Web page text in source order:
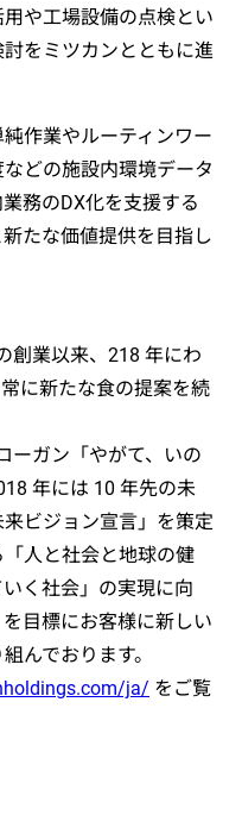
や工場設備の点検とい
をミツカンとともに進
作業やルーティンワー
どの施設内環境データ
務のDX化を支援する
たな価値提供を目指し
創業以来、218 年にわ
に新たな食の提案を続
ーガン「やがて、いの
年には 10 年先の未
ビジョン宣言」を策定
人と社会と地球の健
く社会」の実現に向
目標にお客様に新しい
んでおります。
ja/ をご覧